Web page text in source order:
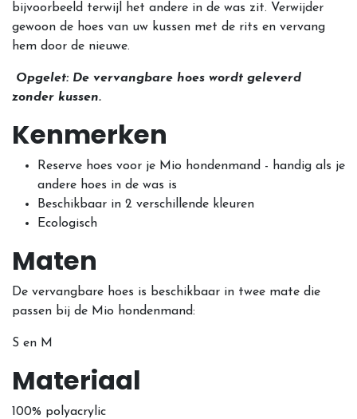
bijvoorbeeld terwijl het andere in de was zit. Verwijder
gewoon de hoes van uw kussen met de rits en vervang
hem door de nieuwe.
Opgelet: De vervangbare hoes wordt geleverd
zonder kussen.
Kenmerken
Reserve hoes voor je Mio hondenmand - handig als je
andere hoes in de was is
Beschikbaar in 2 verschillende kleuren
Ecologisch
Maten
De vervangbare hoes is beschikbaar in twee mate die
passen bij de Mio hondenmand:
S en M
Materiaal
100% polyacrylic